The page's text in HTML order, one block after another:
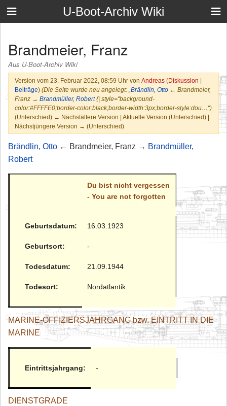
U-Boot-Archiv Wiki
Brandmeier, Franz
Aus U-Boot-Archiv Wiki
Version vom 23. Februar 2022, 08:59 Uhr von Andreas (Diskussion |
Beiträge) (Die Seite wurde neu angelegt: „ Brändlin, Otto← Brandmeier,
Franz → Brandmüller, Robert{| style="background-
color:#FFFFE0;border-color:black;border-width:3px;border-style:dou…“)
(Unterschied) ← Nächstältere Version | Aktuelle Version (Unterschied) |
Nächstjüngere Version → (Unterschied)
Brändlin, Otto ← Brandmeier, Franz → Brandmüller,
Robert
Du bist nicht vergessen
- You are not forgotten
Geburtsdatum: 16.03.1923
Geburtsort: -
Todesdatum: 21.09.1944
Todesort: Nordatlantik
MARINE-OFFIZIERSJAHRGANG bzw. EINTRITT IN DIE
MARINE
Eintrittsjahrgang: -
DIENSTGRADE